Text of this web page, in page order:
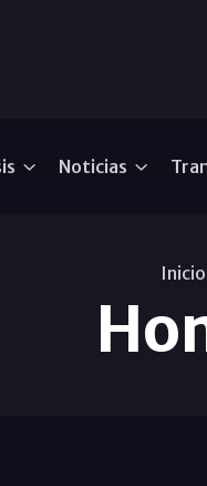
Noticias